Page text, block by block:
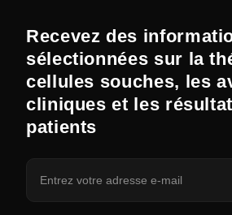
Recevez des
sélectionnées sur la
cellules souches, les
cliniques et les
patients